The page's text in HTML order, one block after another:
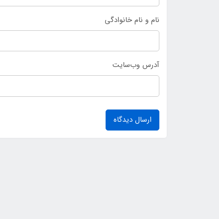
نام و نام خانوادگی
آدرس وب‌سایت
ارسال دیدگاه